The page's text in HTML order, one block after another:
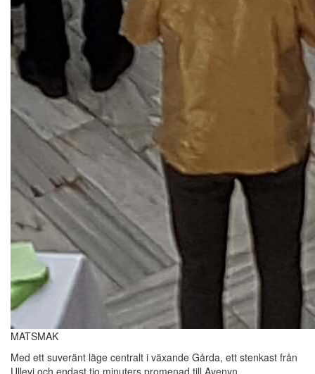
MATSMAK
Med ett suveränt läge centralt i växande Gårda, ett stenkast från